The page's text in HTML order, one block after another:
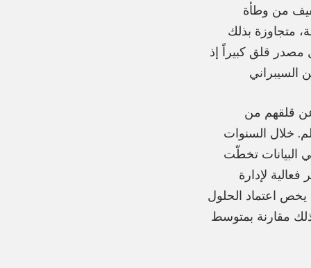
من وطأة
متجاوزة بذلك
تشكّل مصدر قلق كبيراً إذ
عن قلقهم من
مقارنةً بمتوسط 38% حول العالم. خلال السنوات
في البيانات تخطّت
لإدارة
يخص اعتماد الحلول
بذلك مقارنة بمتوسط